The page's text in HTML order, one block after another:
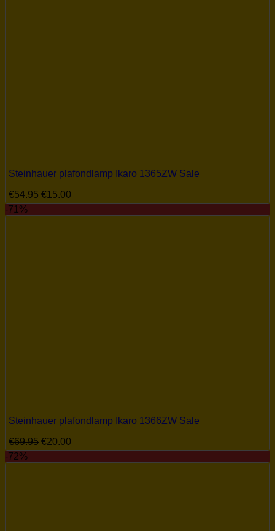
Steinhauer plafondlamp Ikaro 1365ZW Sale
€54.95 Oorspronkelijke
prijs
was:
€15.00
prijs
is:
-71%
Steinhauer plafondlamp Ikaro 1366ZW Sale
€69.95 Oorspronkelijke
prijs
was:
€20.00
prijs
is:
-72%